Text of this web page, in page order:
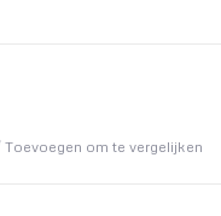
Toevoegen om te vergelijken